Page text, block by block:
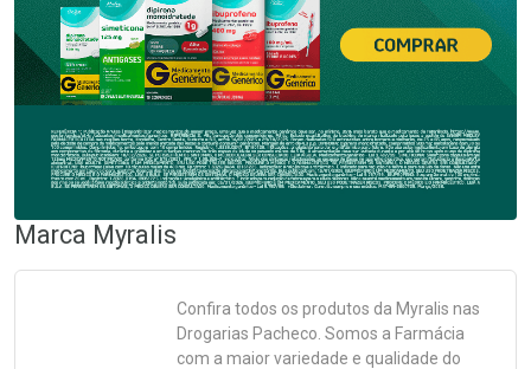
Marca Myralis
Confira todos os produtos da Myralis nas
Drogarias Pacheco. Somos a Farmácia
com a maior variedade e qualidade do